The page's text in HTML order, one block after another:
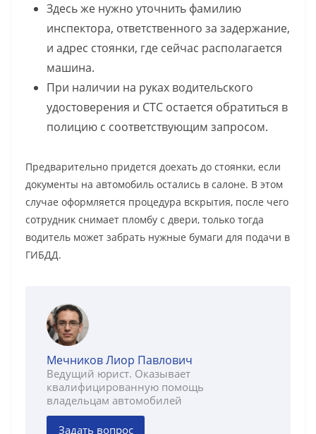
Здесь же нужно уточнить фамилию
инспектора, ответственного за задержание,
и адрес стоянки, где сейчас располагается
машина.
При наличии на руках водительского
удостоверения и СТС остается обратиться в
полицию с соответствующим запросом.
Предварительно придется доехать до стоянки, если
документы на автомобиль остались в салоне. В этом
случае оформляется процедура вскрытия, после чего
сотрудник снимает пломбу с двери, только тогда
водитель может забрать нужные бумаги для подачи в
ГИБДД.
Мечников Лиор Павлович
Ведущий юрист. Оказывает
квалифицированную помощь
владельцам автомобилей
Задать вопрос